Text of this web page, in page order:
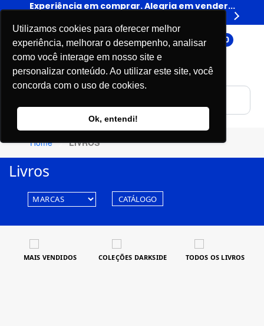
Utilizamos cookies para oferecer melhor
experiência, melhorar o desempenho, analisar
como você interage em nosso site e
personalizar conteúdo. Ao utilizar este site, você
concorda com o uso de cookies.
Ok, entendi!
Experiência em comprar. Alegria em vender...
0
Home LIVROS
Livros
CATÁLOGO
MAIS VENDIDOS COLEÇÕES DARKSIDE TODOS OS LIVROS